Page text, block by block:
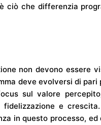
ciò che differenzia
non devono essere
deve evolversi di pari
sul valore
e
in questo processo, ed